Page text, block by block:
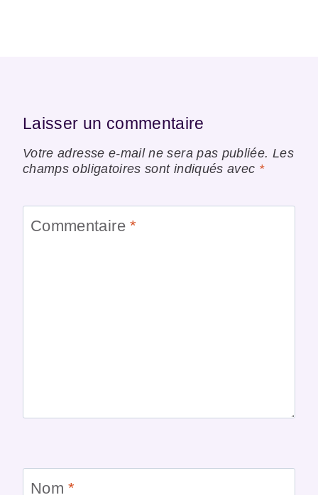
Laisser un commentaire
Votre adresse e-mail ne sera pas publiée. Les
champs obligatoires sont indiqués avec *
Commentaire*
Nom*